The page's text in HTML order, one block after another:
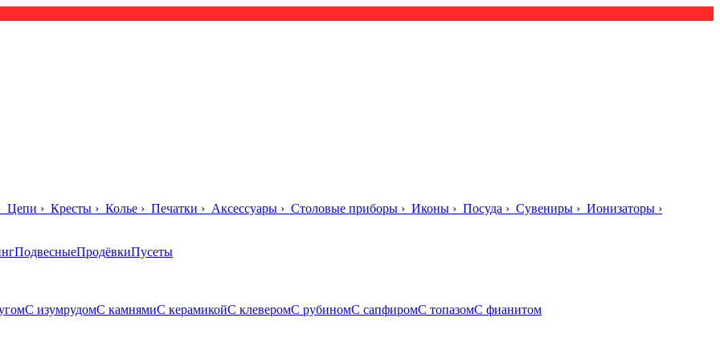
Цепи › Кресты › Колье › Печатки › Аксессуары › Столовые приборы › Иконы › Посуда › Сувениры › Ионизаторы ›
ПодвесныеПродёвкиПусеты
С изумрудомС камнямиС керамикойС клеверомС рубиномС сапфиромС топазомС фианитом